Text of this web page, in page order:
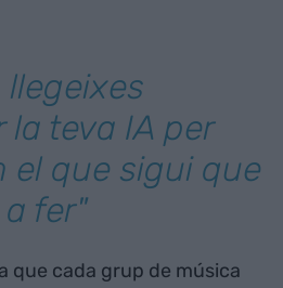
llegeixes
la teva IA per
el que sigui que
fer"
que cada grup de música